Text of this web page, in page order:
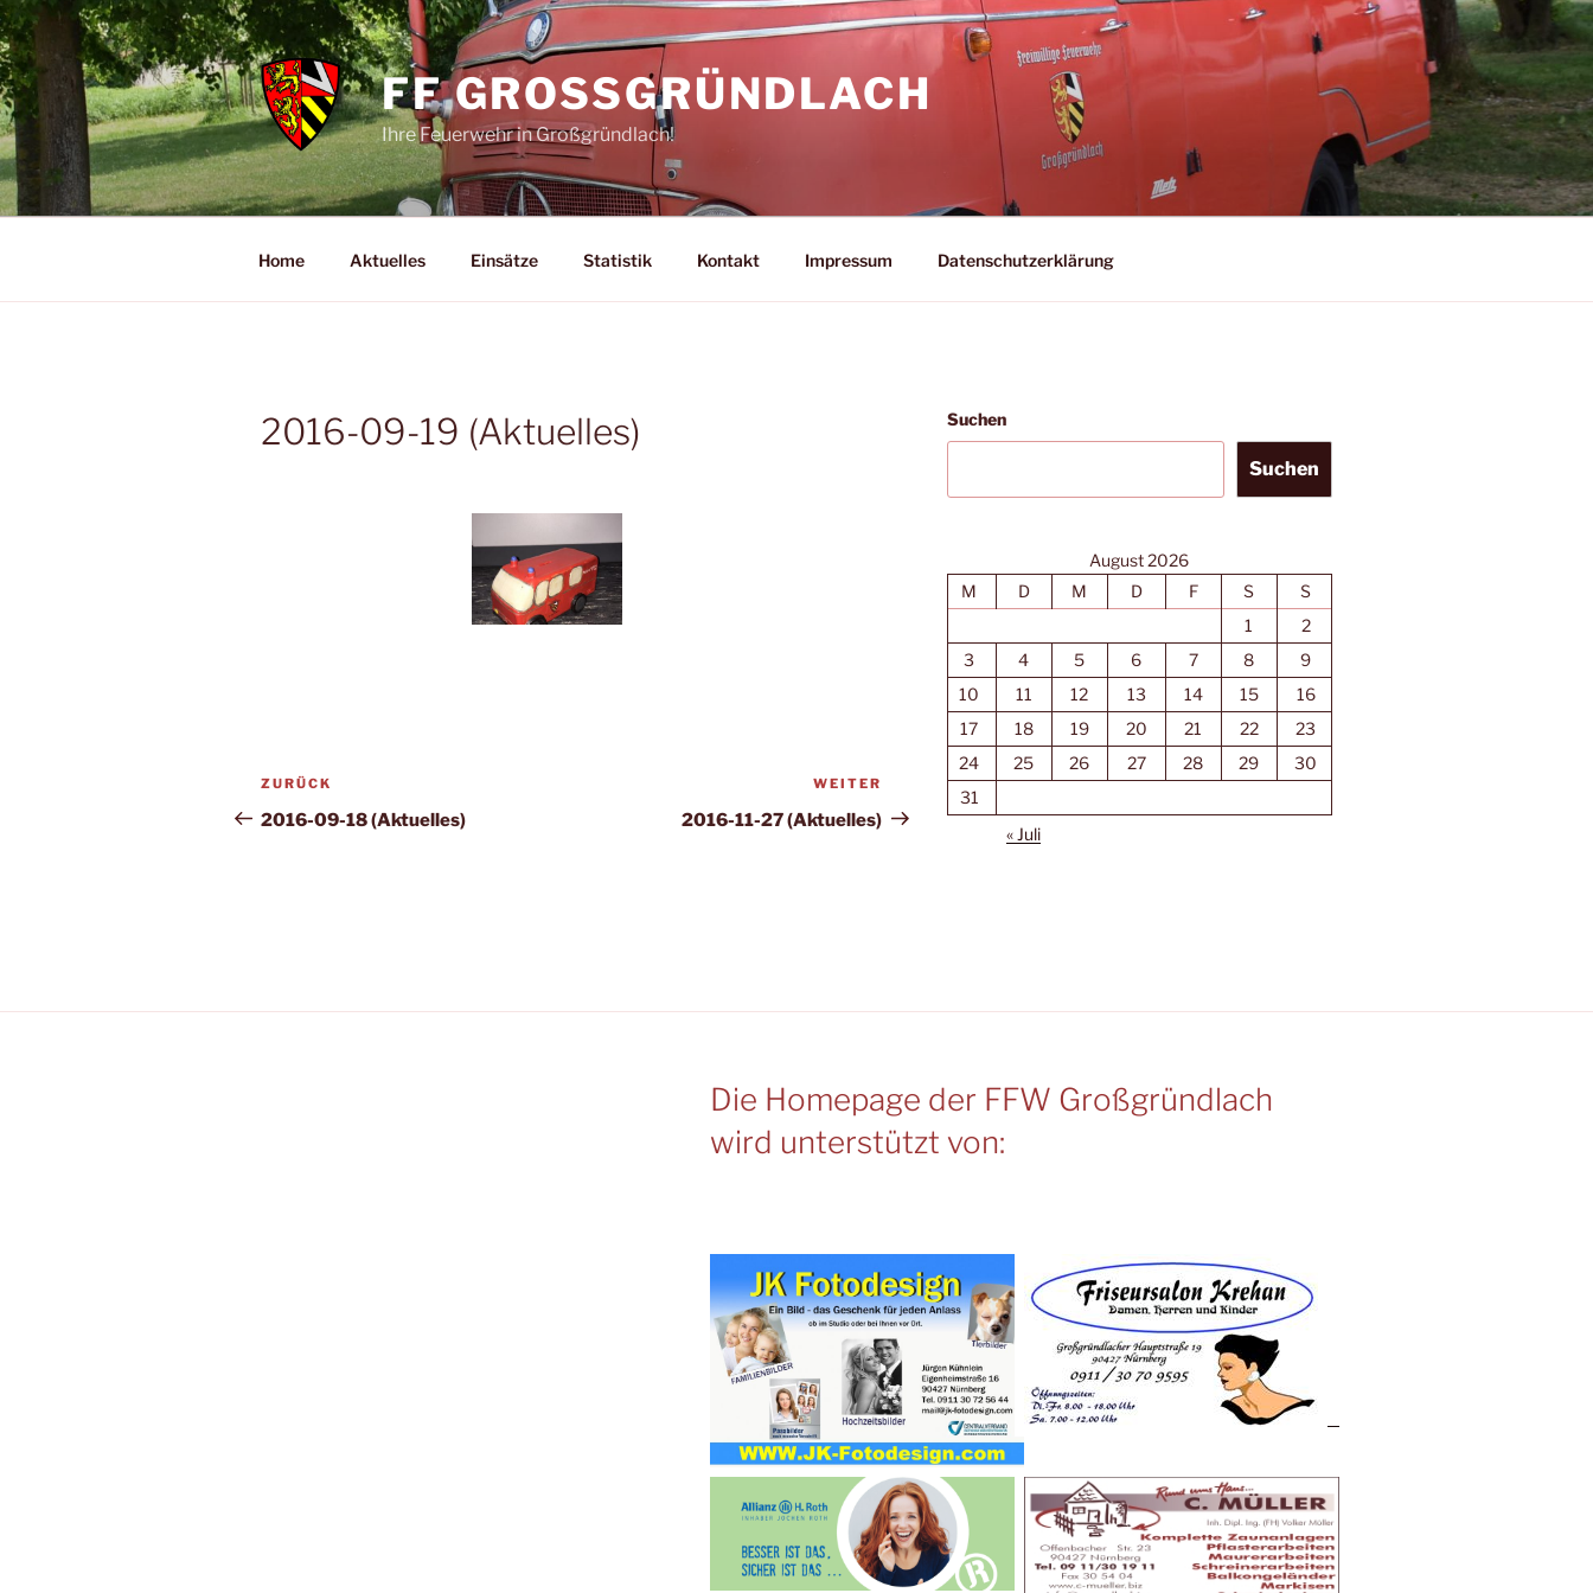
Zum
Inhalt
springen
FF GROSSGRÜNDLACH
Ihre Feuerwehr in Großgründlach!
Home Aktuelles Einsätze Statistik Kontakt Impressum Datenschutzerklärung
2016-09-19 (Aktuelles)
Beitragsnavigation
Vorheriger
Beitrag
ZURÜCK
2016-09-18 (Aktuelles)
Nächster
Beitrag
WEITER
2016-11-27 (Aktuelles)
Suchen
Suchen
August 2026
M
D M D F S
S
1
2
3
4 5 6 7 8
9
10
11 12 13 14 15
16
17
18 19 20 21 22
23
24
25 26 27 28 29
30
31
« Juli
Die Homepage der FFW Großgründlach
wird unterstützt von: